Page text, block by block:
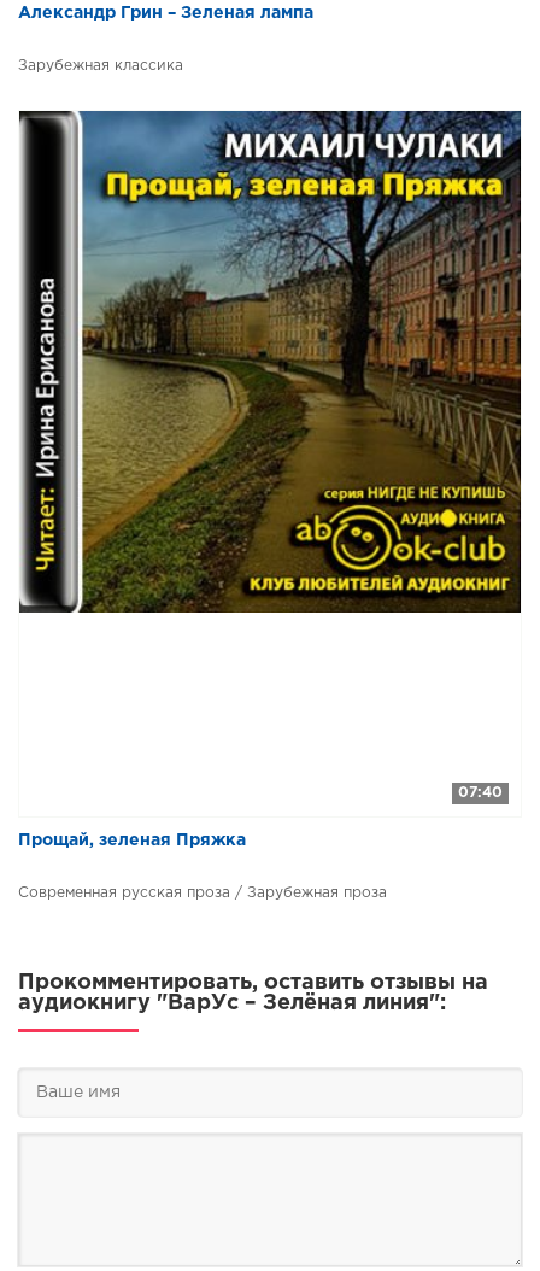
Александр Грин – Зеленая лампа
Зарубежная классика
07:40
Прощай, зеленая Пряжка
Современная русская проза / Зарубежная проза
Прокомментировать, оставить отзывы на
аудиокнигу "ВарУс – Зелёная линия":